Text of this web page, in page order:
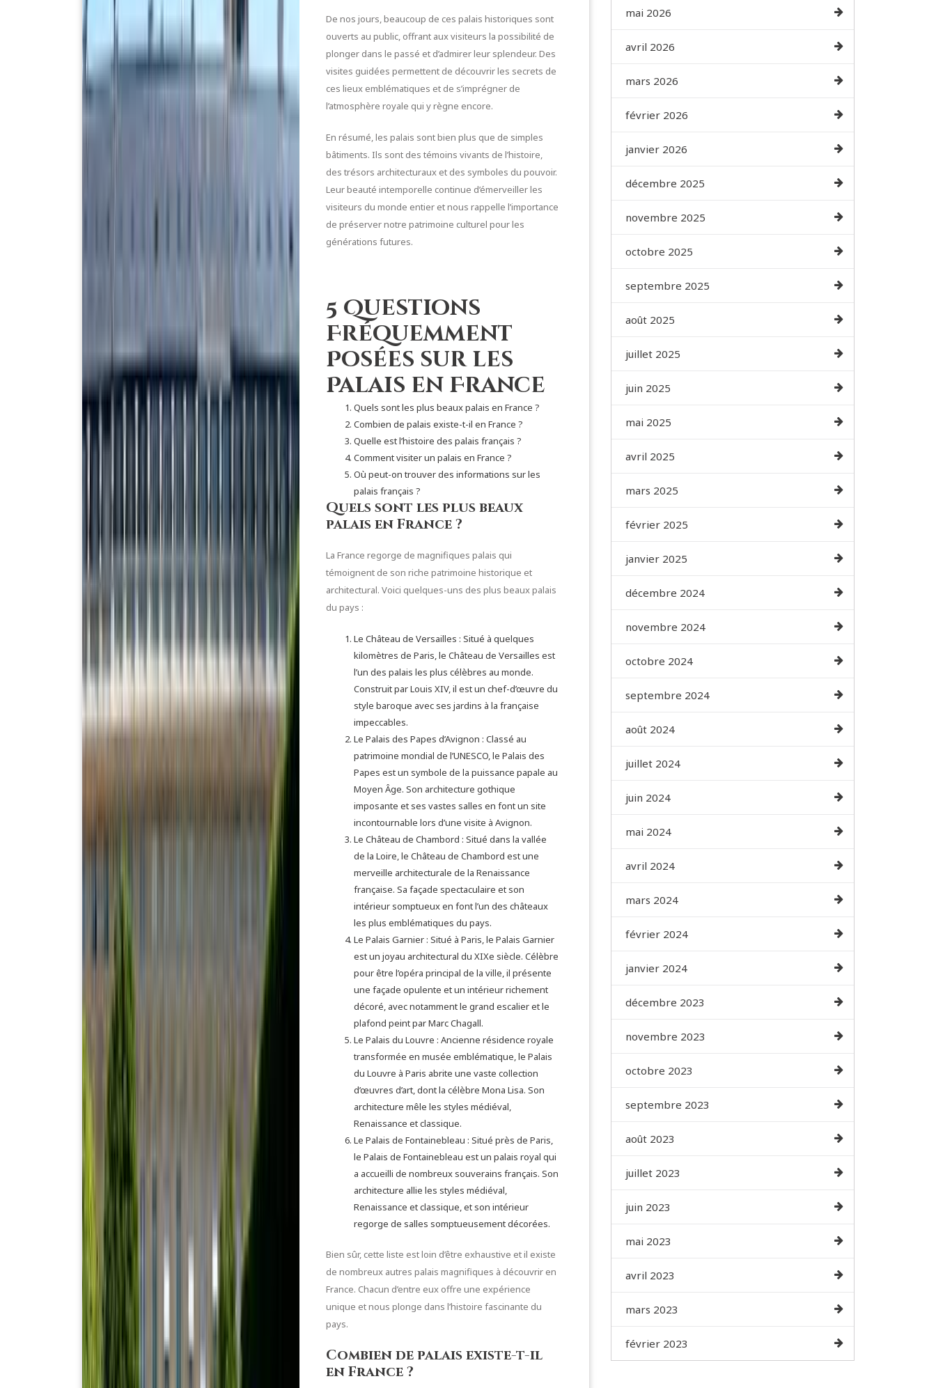
De nos jours, beaucoup de ces palais historiques sont
ouverts au public, offrant aux visiteurs la possibilité de
plonger dans le passé et d’admirer leur splendeur. Des
visites guidées permettent de découvrir les secrets de
ces lieux emblématiques et de s’imprégner de
l’atmosphère royale qui y règne encore.
En résumé, les palais sont bien plus que de simples
bâtiments. Ils sont des témoins vivants de l’histoire,
des trésors architecturaux et des symboles du pouvoir.
Leur beauté intemporelle continue d’émerveiller les
visiteurs du monde entier et nous rappelle l’importance
de préserver notre patrimoine culturel pour les
générations futures.
5 Questions
Fréquemment
Posées sur les
Palais en France
Quels sont les plus beaux palais en France ?
Combien de palais existe-t-il en France ?
Quelle est l’histoire des palais français ?
Comment visiter un palais en France ?
Où peut-on trouver des informations sur les
palais français ?
Quels sont les plus beaux
palais en France ?
La France regorge de magnifiques palais qui
témoignent de son riche patrimoine historique et
architectural. Voici quelques-uns des plus beaux palais
du pays :
Le Château de Versailles : Situé à quelques
kilomètres de Paris, le Château de Versailles est
l’un des palais les plus célèbres au monde.
Construit par Louis XIV, il est un chef-d’œuvre du
style baroque avec ses jardins à la française
impeccables.
Le Palais des Papes d’Avignon : Classé au
patrimoine mondial de l’UNESCO, le Palais des
Papes est un symbole de la puissance papale au
Moyen Âge. Son architecture gothique
imposante et ses vastes salles en font un site
incontournable lors d’une visite à Avignon.
Le Château de Chambord : Situé dans la vallée
de la Loire, le Château de Chambord est une
merveille architecturale de la Renaissance
française. Sa façade spectaculaire et son
intérieur somptueux en font l’un des châteaux
les plus emblématiques du pays.
Le Palais Garnier : Situé à Paris, le Palais Garnier
est un joyau architectural du XIXe siècle. Célèbre
pour être l’opéra principal de la ville, il présente
une façade opulente et un intérieur richement
décoré, avec notamment le grand escalier et le
plafond peint par Marc Chagall.
Le Palais du Louvre : Ancienne résidence royale
transformée en musée emblématique, le Palais
du Louvre à Paris abrite une vaste collection
d’œuvres d’art, dont la célèbre Mona Lisa. Son
architecture mêle les styles médiéval,
Renaissance et classique.
Le Palais de Fontainebleau : Situé près de Paris,
le Palais de Fontainebleau est un palais royal qui
a accueilli de nombreux souverains français. Son
architecture allie les styles médiéval,
Renaissance et classique, et son intérieur
regorge de salles somptueusement décorées.
Bien sûr, cette liste est loin d’être exhaustive et il existe
de nombreux autres palais magnifiques à découvrir en
France. Chacun d’entre eux offre une expérience
unique et nous plonge dans l’histoire fascinante du
pays.
Combien de palais existe-t-il
en France ?
mai 2026
avril 2026
mars 2026
février 2026
janvier 2026
décembre 2025
novembre 2025
octobre 2025
septembre 2025
août 2025
juillet 2025
juin 2025
mai 2025
avril 2025
mars 2025
février 2025
janvier 2025
décembre 2024
novembre 2024
octobre 2024
septembre 2024
août 2024
juillet 2024
juin 2024
mai 2024
avril 2024
mars 2024
février 2024
janvier 2024
décembre 2023
novembre 2023
octobre 2023
septembre 2023
août 2023
juillet 2023
juin 2023
mai 2023
avril 2023
mars 2023
février 2023